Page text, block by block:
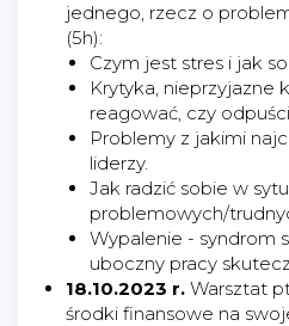
jednego, rzecz o
(5h):
Czym jest stres i jak
Krytyka, nieprzyjazne
reagować, czy
Problemy z jakimi
liderzy.
Jak radzić sobie w
problemowych/
Wypalenie - syndrom
uboczny pracy
18.10.2023 r. Warsztat
środki finansowe na